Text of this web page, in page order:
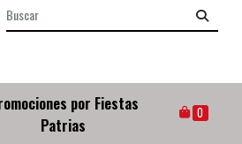
por Fiestas
Patrias
0